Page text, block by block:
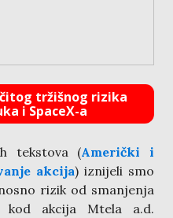
tržišnog rizika
i SpaceX-a
tekstova (Američki i
akcija) iznijeli smo
rizik od smanjenja
kod akcija Mtela a.d.